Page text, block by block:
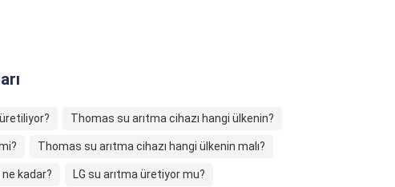
Thomas su arıtma cihazı hangi ülkenin?
Thomas su arıtma cihazı hangi ülkenin malı?
ne kadar? LG su arıtma üretiyor mu?